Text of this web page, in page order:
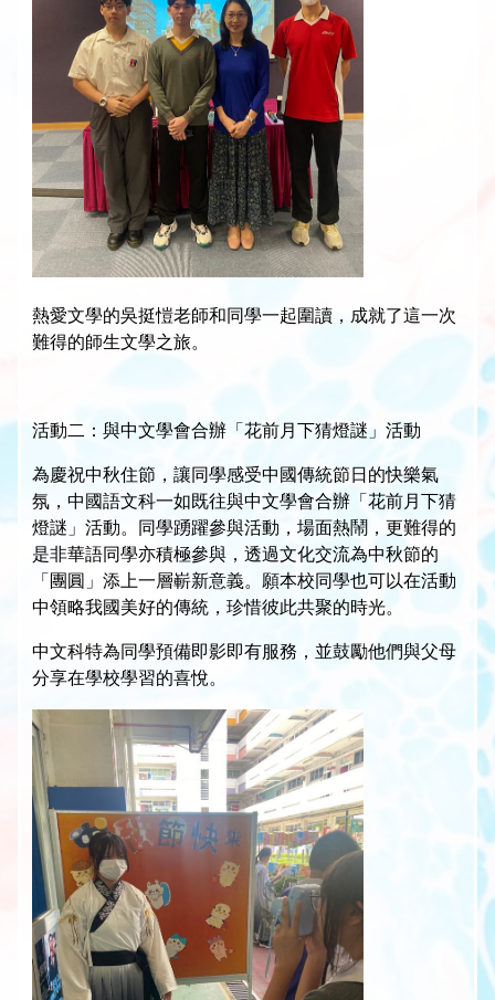
熱愛文學的吳挺愷老師和同學一起圍讀，成就了這一次
難得的師生文學之旅。
活動二：與中文學會合辦「花前月下猜燈謎」活動
為慶祝中秋住節，讓同學感受中國傳統節日的快樂氣
氛，中國語文科一如既往與中文學會合辦「花前月下猜
燈謎」活動。同學踴躍參與活動，場面熱鬧，更難得的
是非華語同學亦積極參與，透過文化交流為中秋節的
「團圓」添上一層嶄新意義。願本校同學也可以在活動
中領略我國美好的傳統，珍惜彼此共聚的時光。
中文科特為同學預備即影即有服務，並鼓勵他們與父母
分享在學校學習的喜悅。